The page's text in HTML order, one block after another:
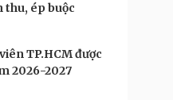
thu, ép buộc
TP.HCM được
2026-2027